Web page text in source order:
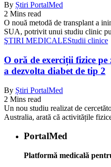
By Știri PortalMed
2 Mins read
O nouă metodă de transplant a
SUA, potrivit unui studiu clinic
ŞTIRI MEDICALEStudii clinice
O oră de exerciții fizice
a dezvolta diabet de tip 2
By Știri PortalMed
2 Mins read
Un nou studiu realizat de
Australia, arată că activitățile
PortalMed
Platformă medicală